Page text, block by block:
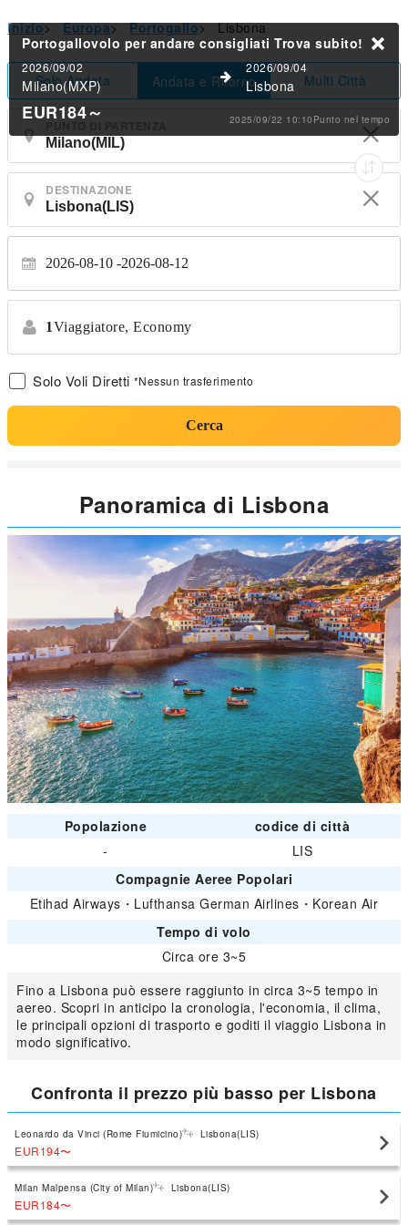
Inizio> Europa> Portogallo> Lisbona
Solo Andata Andata e Ritorno Multi Città
DESTINAZIONE
2026-08-10 2026-08-12
1Viaggiatore, Economy
Solo Voli Diretti *Nessun trasferimento
Cerca
Portogallovolo per andare consigliati Trova subito!
2026/09/02
Milano(MXP)
2026/09/04
Lisbona
EUR184～ 2025/09/22 10:10Punto nel tempo
Panoramica di Lisbona
Popolazione
codice di città
-
LIS
Compagnie Aeree Popolari
Etihad Airways ・ Lufthansa German Airlines ・ Korean Air
Tempo di volo
Circa ore 3~5
Fino a Lisbona può essere raggiunto in circa 3~5 tempo in
aereo. Scopri in anticipo la cronologia, l'economia, il clima,
le principali opzioni di trasporto e goditi il viaggio Lisbona in
modo significativo.
Confronta il prezzo più basso per Lisbona
Leonardo da Vinci (Rome Fiumicino) Lisbona(LIS)
EUR194〜
Milan Malpensa (City of Milan) Lisbona(LIS)
EUR184〜